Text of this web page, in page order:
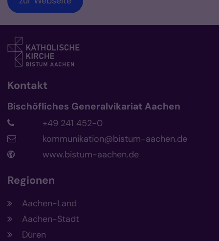
Kontakt
Bischöfliches Generalvikariat Aachen
+49 241 452-0
kommunikation@bistum-aachen.de
www.bistum-aachen.de
Regionen
Aachen-Land
Aachen-Stadt
Düren